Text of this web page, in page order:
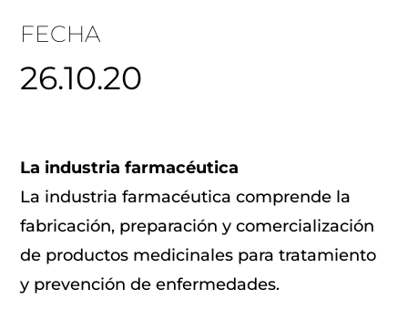
FECHA
26.10.20
La industria farmacéutica
La industria farmacéutica comprende la
fabricación, preparación y comercialización
de productos medicinales para tratamiento
y prevención de enfermedades.